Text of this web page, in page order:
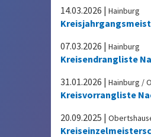
14.03.2026 | Hainburg
07.03.2026 | Hainburg
Kreisendrangliste
31.01.2026 | Hainburg /
Kreisvorrangliste
20.09.2025 |